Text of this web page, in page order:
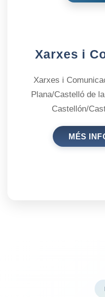
Xarxes i
Xarxes i
Plana/Castelló de
Castellón/
MÉS